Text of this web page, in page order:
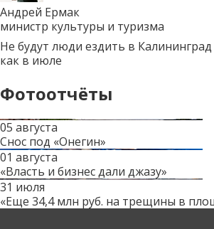
Андрей Ермак
министр культуры и туризма
Не будут люди ездить в
как в июле
Фотоотчёты
05 августа
Снос под «Онегин»
01 августа
«Власть и бизнес дали джазу»
31 июля
«Еще 34,4 млн руб. на трещины в